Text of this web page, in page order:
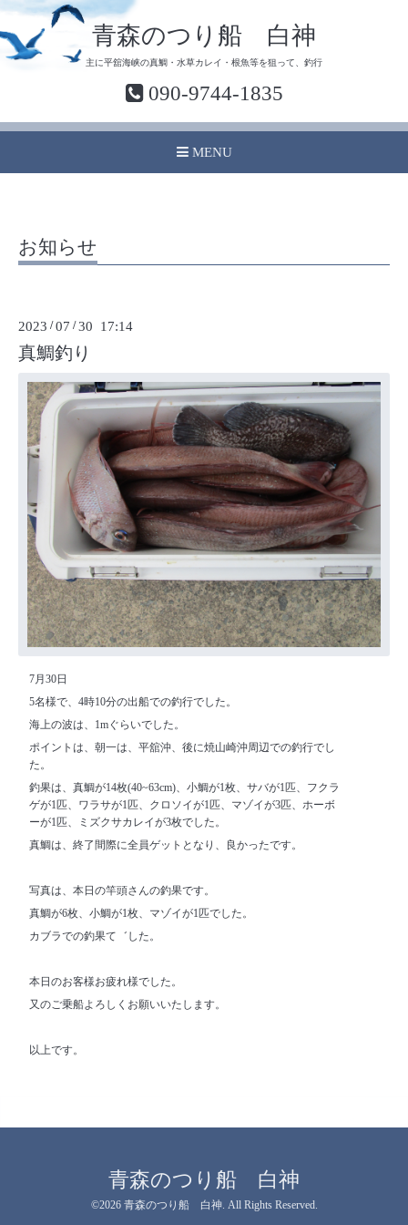
青森のつり船 白神
主に平舘海峡の真鯛・水草カレイ・根魚等を狙って、釣行
090-9744-1835
MENU
お知らせ
2023 /07 /30 17:14
真鯛釣り
7月30日
5名様で、4時10分の出船での釣行でした。
海上の波は、1mぐらいでした。
ポイントは、朝一は、平舘沖、後に焼山崎沖周辺での釣行でし
た。
釣果は、真鯛が14枚(40~63cm)、小鯛が1枚、サバが1匹、フクラ
ゲが1匹、ワラサが1匹、クロソイが1匹、マゾイが3匹、ホーボ
ーが1匹、ミズクサカレイが3枚でした。
真鯛は、終了間際に全員ゲットとなり、良かったです。
写真は、本日の竿頭さんの釣果です。
真鯛が6枚、小鯛が1枚、マゾイが1匹でした。
カブラでの釣果て゛した。
本日のお客様お疲れ様でした。
又のご乗船よろしくお願いいたします。
以上です。
青森のつり船 白神
©2026 青森のつり船 白神. All Rights Reserved.